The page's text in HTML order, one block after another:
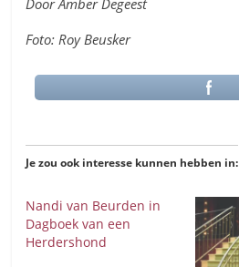
Door Amber Degeest
Foto: Roy Beusker
Je zou ook interesse kunnen hebben in:
Nandi van Beurden in
Dagboek van een
Herdershond